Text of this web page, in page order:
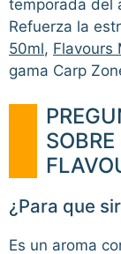
temporada del
Refuerza la
50ml, Flavours
gama Carp
¿Para que
Es un aroma